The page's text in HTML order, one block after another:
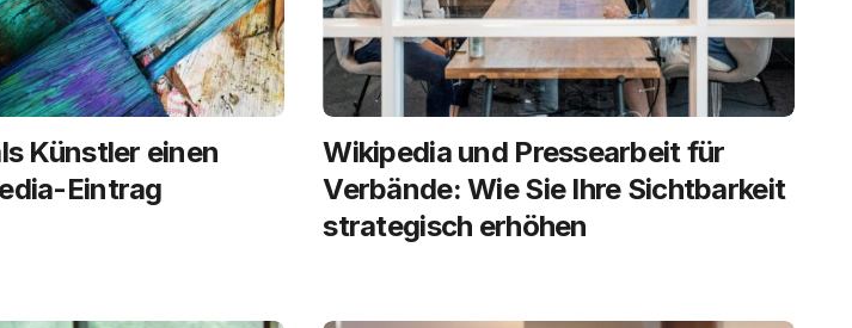
Künstler einen
Eintrag
Wikipedia und Pressearbeit für
Verbände: Wie Sie Ihre Sichtbarkeit
strategisch erhöhen